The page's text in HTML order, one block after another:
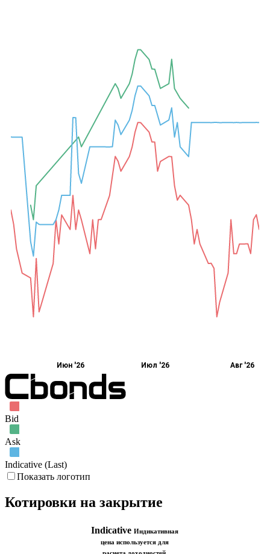
Bid
Ask
Indicative (Last)
Котировки на закрытие